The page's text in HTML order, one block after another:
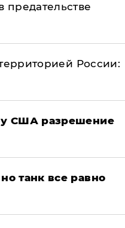
предательстве
России:
у США разрешение
танк все равно